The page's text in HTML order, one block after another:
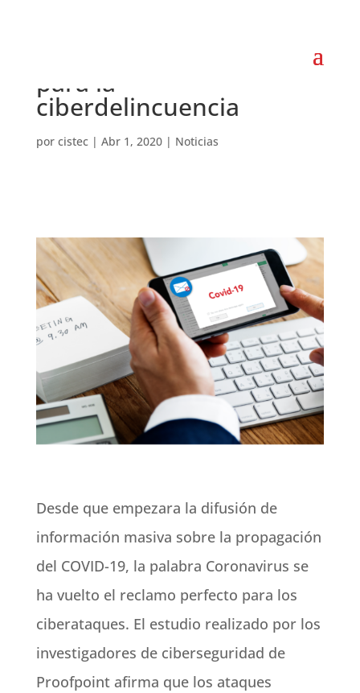
para la
ciberdelincuencia
por cistec| Abr 1, 2020| Noticias
Desde que empezara la difusión de
información masiva sobre la propagación
del COVID-19, la palabra Coronavirus se
ha vuelto el reclamo perfecto para los
ciberataques. El estudio realizado por los
investigadores de ciberseguridad de
Proofpoint afirma que los ataques